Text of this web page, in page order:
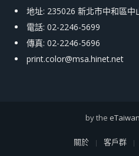
地址: 235026 新北市中和區
電話: 02-2246-5699
傳真: 02-2246-5696
print.color@msa.hinet.net
by the eTaiwan
關於 客戶群